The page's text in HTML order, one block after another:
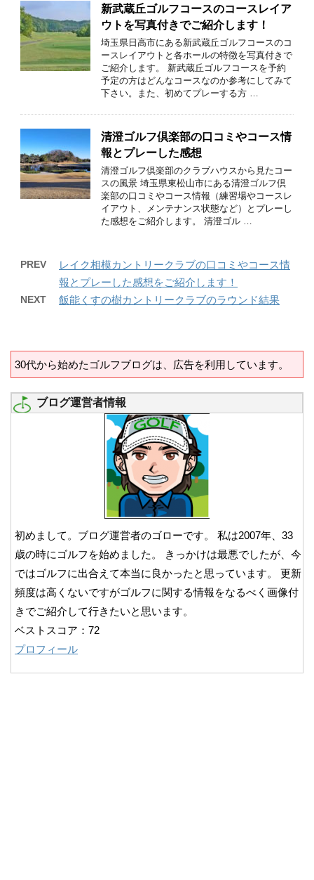
新武蔵丘ゴルフコースのコースレイア
ウトを写真付きでご紹介します！
埼玉県日高市にある新武蔵丘ゴルフコースのコ
ースレイアウトと各ホールの特徴を写真付きで
ご紹介します。 新武蔵丘ゴルフコースを予約
予定の方はどんなコースなのか参考にしてみて
下さい。また、初めてプレーする方 …
清澄ゴルフ倶楽部の口コミやコース情
報とプレーした感想
清澄ゴルフ倶楽部のクラブハウスから見たコー
スの風景 埼玉県東松山市にある清澄ゴルフ倶
楽部の口コミやコース情報（練習場やコースレ
イアウト、メンテナンス状態など）とプレーし
た感想をご紹介します。 清澄ゴル …
PREV
レイク相模カントリークラブの口コミやコース情
報とプレーした感想をご紹介します！
NEXT 飯能くすの樹カントリークラブのラウンド結果
30代から始めたゴルフブログは、広告を利用しています。
ブログ運営者情報
初めまして。ブログ運営者のゴローです。 私は2007年、33
歳の時にゴルフを始めました。 きっかけは最悪でしたが、今
ではゴルフに出合えて本当に良かったと思っています。 更新
頻度は高くないですがゴルフに関する情報をなるべく画像付
きでご紹介して行きたいと思います。
ベストスコア：72
プロフィール